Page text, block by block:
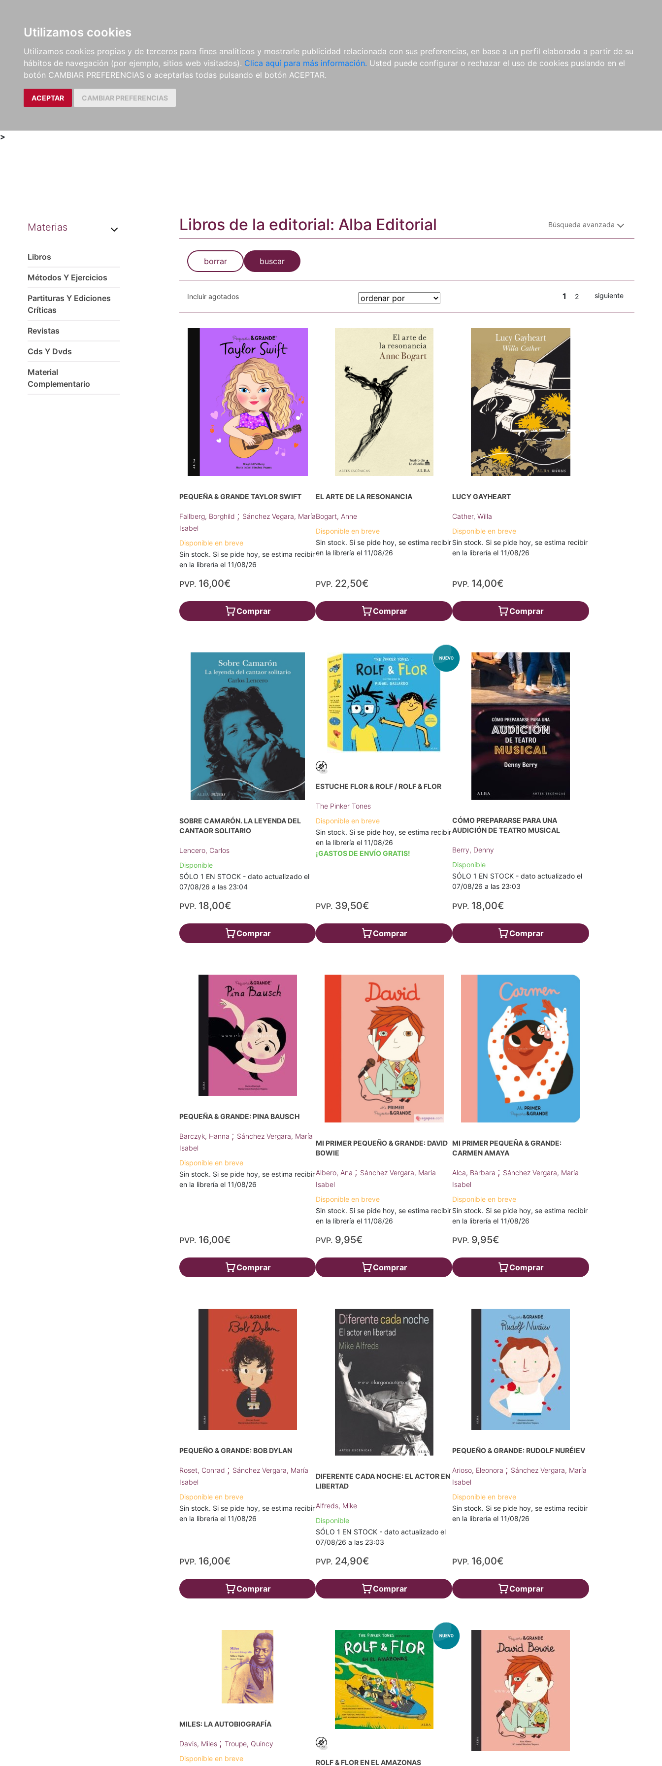
Utilizamos cookies
Utilizamos cookies propias y de terceros para fines analíticos y mostrarle publicidad relacionada con sus preferencias, en base a un perfil elaborado a partir de su
hábitos de navegación (por ejemplo, sitios web visitados). Clica aquí para más información. Usted puede configurar o rechazar el uso de cookies puslando en el
botón CAMBIAR PREFERENCIAS o aceptarlas todas pulsando el botón ACEPTAR.
ACEPTAR CAMBIAR PREFERENCIAS
LIBROS
MÉTODOS Y
EJERCICIOS
PARTITURAS Y EDICIONES
CRÍTICAS
REVISTAS
CDS Y
DVDS
MATERIAL
COMPLEMENTARIO
NOVEDADES NOTICIAS
COMPRAS
INSTITUCIONALES
>
Materias
Libros
Métodos Y Ejercicios
Partituras Y Ediciones
Críticas
Revistas
Cds Y Dvds
Material
Complementario
Libros de la editorial: Alba Editorial Búsqueda avanzada
borrar buscar
Incluir agotados 1 2 siguiente
PEQUEÑA & GRANDE TAYLOR SWIFT
Fallberg, Borghild ; Sánchez Vegara, María
Isabel
Disponible en breve
Sin stock. Si se pide hoy, se estima recibir
en la librería el 11/08/26
PVP. 16,00€
Comprar
EL ARTE DE LA RESONANCIA
Bogart, Anne
Disponible en breve
Sin stock. Si se pide hoy, se estima recibir
en la librería el 11/08/26
PVP. 22,50€
Comprar
LUCY GAYHEART
Cather, Willa
Disponible en breve
Sin stock. Si se pide hoy, se estima recibir
en la librería el 11/08/26
PVP. 14,00€
Comprar
SOBRE CAMARÓN. LA LEYENDA DEL
CANTAOR SOLITARIO
Lencero, Carlos
Disponible
SÓLO 1 EN STOCK - dato actualizado el
07/08/26 a las 23:04
PVP. 18,00€
Comprar
ESTUCHE FLOR & ROLF / ROLF & FLOR
The Pinker Tones
Disponible en breve
Sin stock. Si se pide hoy, se estima recibir
en la librería el 11/08/26
¡GASTOS DE ENVÍO GRATIS!
PVP. 39,50€
Comprar
CÓMO PREPARARSE PARA UNA
AUDICIÓN DE TEATRO MUSICAL
Berry, Denny
Disponible
SÓLO 1 EN STOCK - dato actualizado el
07/08/26 a las 23:03
PVP. 18,00€
Comprar
PEQUEÑA & GRANDE: PINA BAUSCH
Barczyk, Hanna ; Sánchez Vergara, María
Isabel
Disponible en breve
Sin stock. Si se pide hoy, se estima recibir
en la librería el 11/08/26
PVP. 16,00€
Comprar
MI PRIMER PEQUEÑO & GRANDE: DAVID
BOWIE
Albero, Ana ; Sánchez Vergara, María
Isabel
Disponible en breve
Sin stock. Si se pide hoy, se estima recibir
en la librería el 11/08/26
PVP. 9,95€
Comprar
MI PRIMER PEQUEÑA & GRANDE:
CARMEN AMAYA
Alca, Bàrbara ; Sánchez Vergara, María
Isabel
Disponible en breve
Sin stock. Si se pide hoy, se estima recibir
en la librería el 11/08/26
PVP. 9,95€
Comprar
PEQUEÑO & GRANDE: BOB DYLAN
Roset, Conrad ; Sánchez Vergara, María
Isabel
Disponible en breve
Sin stock. Si se pide hoy, se estima recibir
en la librería el 11/08/26
PVP. 16,00€
Comprar
DIFERENTE CADA NOCHE: EL ACTOR EN
LIBERTAD
Alfreds, Mike
Disponible
SÓLO 1 EN STOCK - dato actualizado el
07/08/26 a las 23:03
PVP. 24,90€
Comprar
PEQUEÑO & GRANDE: RUDOLF NURÉIEV
Arioso, Eleonora ; Sánchez Vergara, María
Isabel
Disponible en breve
Sin stock. Si se pide hoy, se estima recibir
en la librería el 11/08/26
PVP. 16,00€
Comprar
MILES: LA AUTOBIOGRAFÍA
Davis, Miles ; Troupe, Quincy
Disponible en breve
ROLF & FLOR EN EL AMAZONAS